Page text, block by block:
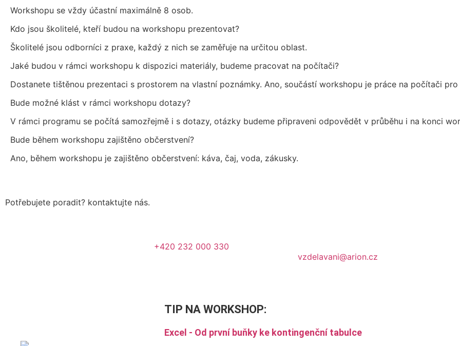
Workshopu se vždy účastní maximálně 8 osob.
Kdo jsou školitelé, kteří budou na workshopu prezentovat?
Školitelé jsou odborníci z praxe, každý z nich se zaměřuje na určitou oblast.
Jaké budou v rámci workshopu k dispozici materiály, budeme pracovat na počítači?
Dostanete tištěnou prezentaci s prostorem na vlastní poznámky. Ano, součástí workshopu je práce na počítači
Bude možné klást v rámci workshopu dotazy?
V rámci programu se počítá samozřejmě i s dotazy, otázky budeme připraveni odpovědět v průběhu i na konci
Bude během workshopu zajištěno občerstvení?
Ano, během workshopu je zajištěno občerstvení: káva, čaj, voda, zákusky.
Potřebujete poradit? kontaktujte nás.
+420 232 000 330
vzdelavani@arion.cz
TIP NA WORKSHOP:
Excel - Od první buňky ke kontingenční tabulce